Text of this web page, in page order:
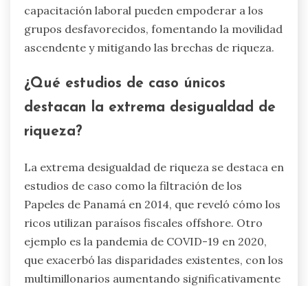
capacitación laboral pueden empoderar a los
grupos desfavorecidos, fomentando la movilidad
ascendente y mitigando las brechas de riqueza.
¿Qué estudios de caso únicos
destacan la extrema desigualdad de
riqueza?
La extrema desigualdad de riqueza se destaca en
estudios de caso como la filtración de los
Papeles de Panamá en 2014, que reveló cómo los
ricos utilizan paraísos fiscales offshore. Otro
ejemplo es la pandemia de COVID-19 en 2020,
que exacerbó las disparidades existentes, con los
multimillonarios aumentando significativamente